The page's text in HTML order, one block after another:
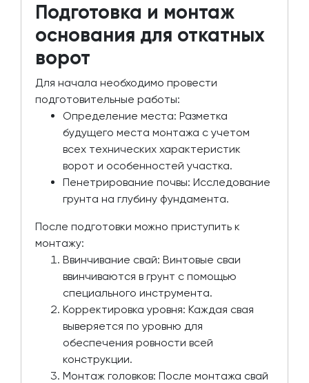
Подготовка и монтаж
основания для откатных
ворот
Для начала необходимо провести
подготовительные работы:
Определение места: Разметка
будущего места монтажа с учетом
всех технических характеристик
ворот и особенностей участка.
Пенетрирование почвы: Исследование
грунта на глубину фундамента.
После подготовки можно приступить к
монтажу:
Ввинчивание свай: Винтовые сваи
ввинчиваются в грунт с помощью
специального инструмента.
Корректировка уровня: Каждая свая
выверяется по уровню для
обеспечения ровности всей
конструкции.
Монтаж головков: После монтажа свай